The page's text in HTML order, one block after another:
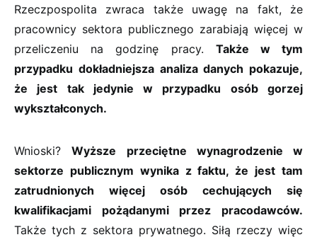
Rzeczpospolita zwraca także uwagę na fakt, że
pracownicy sektora publicznego zarabiają więcej w
przeliczeniu na godzinę pracy. Także w tym
przypadku dokładniejsza analiza danych pokazuje,
że jest tak jedynie w przypadku osób gorzej
wykształconych.
Wnioski?Wyższe przeciętne wynagrodzenie w
sektorze publicznym wynika z faktu, że jest tam
zatrudnionych więcej osób cechujących się
kwalifikacjami pożądanymi przez pracodawców.
Także tych z sektora prywatnego. Siłą rzeczy więc